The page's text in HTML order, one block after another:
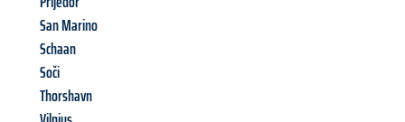
San Marino
Schaan
Soči
Thorshavn